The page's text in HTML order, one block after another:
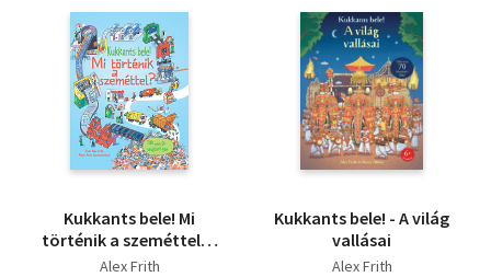
Kukkants bele! Mi
történik a szeméttel? -
Több mint 60
Alex Frith
Kukkants bele! - A világ
vallásai
Alex Frith